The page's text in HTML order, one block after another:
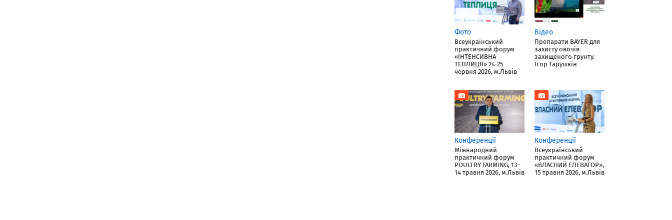
Фото
Всеукраїнський
практичний форум
«ІНТЕНСИВНА
ТЕПЛИЦЯ» 24-25
червня 2026, м.Львів
Відео
Препарати BAYER для
захисту овочів
захищеного ґрунту.
Ігор Тарушкін
Конференції
Міжнародний
практичний форум
POULTRY FARMING, 13–
14 травня 2026, м.Львів
Конференції
Всеукраїнський
практичний форум
«ВЛАСНИЙ ЕЛЕВАТОР»,
15 травня 2026, м.Львів